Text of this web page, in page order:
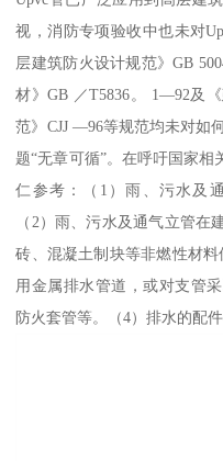
视，消防专项验收中也未对
层建筑防火设计规范》GB
材》GB ／T5836。 1—92及
范》CJJ —96等规范均未对如
题“无章可循”。在呼吁国家相
仁参考：（1）雨、污水及
（2）雨、污水及通气立管在
砖、混凝土制块等非燃性材
用金属排水管道，或对支管
防火套管等。（4）排水的配